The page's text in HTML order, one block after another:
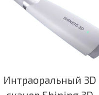
Интраоральный 3D